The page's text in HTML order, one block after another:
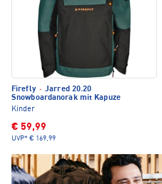
Firefly · Jarred 20.20
Snowboardanorak mit Kapuze
Kinder
€ 59,99
UVP* € 169,99